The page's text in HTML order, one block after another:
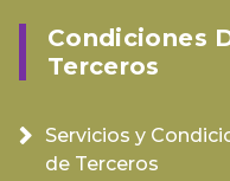
Condiciones
Terceros
Servicios y
de Terceros